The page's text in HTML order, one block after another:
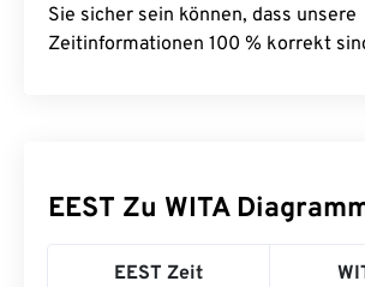
Sie sicher sein können, dass unsere
Zeitinformationen 100 % korrekt
EEST Zu WITA
EEST Zeit